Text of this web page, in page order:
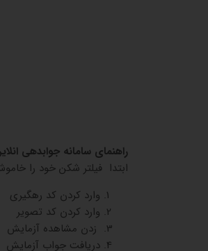
راهنمای سامانه جوابدهی
ابتدا فیلتر شکن خود را
وارد کردن کد رهگیری
وارد کردن کد تصویر
زدن مشاهده آزمایش
دریافت جواب آزمایش